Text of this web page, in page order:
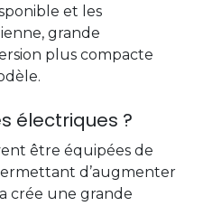
et les
grande
plus compacte
électriques ?
être équipées de
d’augmenter
crée une grande